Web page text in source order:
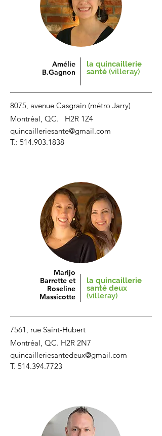
Amélie
B.Gagnon
la quincaillerie
santé (villeray)
8075, avenue Casgrain (métro Jarry)​
Montréal, QC. H2R 1Z4
quincailleriesante@gmail.com
T.: 514.903.1838
Marijo
Barrette et
Roseline
Massicotte
la quincaillerie
santé deux
(villeray)
7561, rue Saint-Hubert​
Montréal, QC. H2R 2N7​
quincailleriesantedeux@gmail.com
T. 514.394.7723